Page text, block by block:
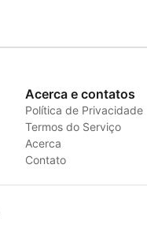
Acerca e contatos
Política de Privacidade
Termos do Serviço
Acerca
Contato